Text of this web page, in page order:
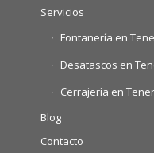
Servicios
Fontanería en
Desatascos en
Cerrajería en
Blog
Contacto